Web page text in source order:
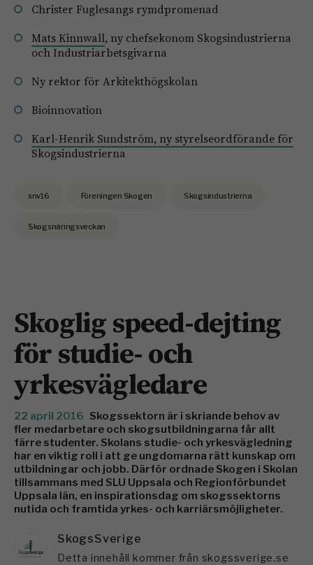
Christer Fuglesangs rymdpromenad
Mats Kinnwall, ny chefsekonom Skogsindustrierna
och Industriarbetsgivarna
Ny rektor för Arkitekthögskolan
Bioinnovation
Karl-Henrik Sundström, ny styrelseordförande för
Skogsindustrierna
snv16 Föreningen Skogen Skogsindustrierna
Skogsnäringsveckan
Skoglig speed-dejting
för studie- och
yrkesvägledare
22 april 2016 Skogssektorn är i skriande behov av
fler medarbetare och skogsutbildningarna får allt
färre studenter. Skolans studie- och yrkesvägledning
har en viktig roll i att ge ungdomarna rätt kunskap om
utbildningar och jobb. Därför ordnade Skogen i Skolan
tillsammans med SLU Uppsala och Regionförbundet
Uppsala län, en inspirationsdag om skogssektorns
nutida och framtida yrkes- och karriärsmöjligheter.
SkogsSverige
Detta innehåll kommer från skogssverige.se